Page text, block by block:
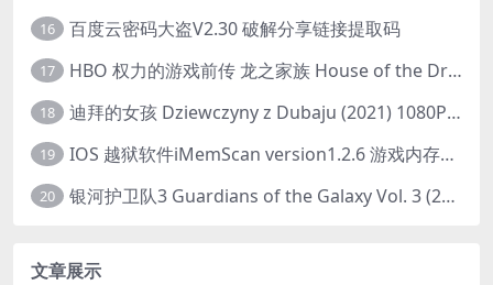
16 百度云密码大盗V2.30 破解分享链接提取码
17 HBO 权力的游戏前传 龙之家族 House of the Dragon (2022) 中字 1080P 更新4集
18 迪拜的女孩 Dziewczyny z Dubaju (2021) 1080P 中字
19 IOS 越狱软件iMemScan version1.2.6 游戏内存修改器
20 银河护卫队3 Guardians of the Galaxy Vol. 3 (2023)4K高清资源1080p只分享精品
文章展示